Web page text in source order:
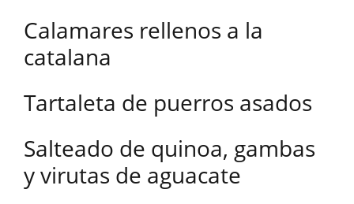
Calamares rellenos a la
catalana
Tartaleta de puerros asados
Salteado de quinoa, gambas
y virutas de aguacate